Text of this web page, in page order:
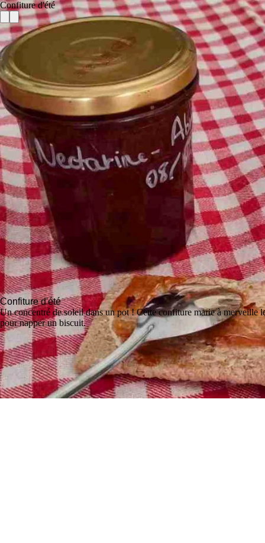
Confiture d'été
Confiture d'été
Un concentré de soleil dans un pot ! Cette confiture marie à merveille
pour napper un biscuit.